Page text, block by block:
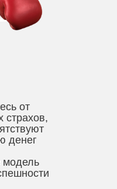
от
страхов,
денег
модель